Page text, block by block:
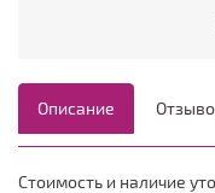
Описание
Стоимость и наличие